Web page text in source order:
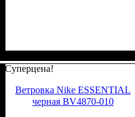
Суперцена!
Ветровка Nike ESSENTIAL
черная BV4870-010